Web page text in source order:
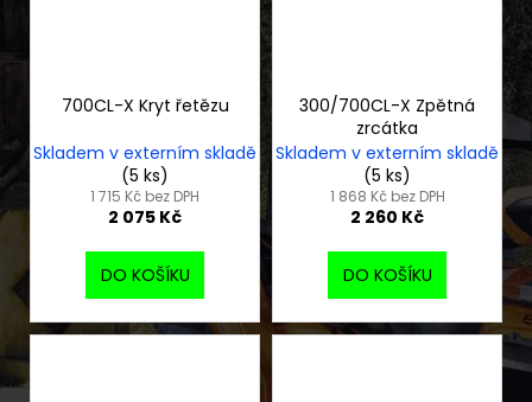
700CL-X Kryt řetězu
Skladem v externím skladě
(5 ks)
1 715 Kč bez DPH
2 075 Kč
DO KOŠÍKU
300/700CL-X Zpětná
zrcátka
Skladem v externím skladě
(5 ks)
1 868 Kč bez DPH
2 260 Kč
DO KOŠÍKU